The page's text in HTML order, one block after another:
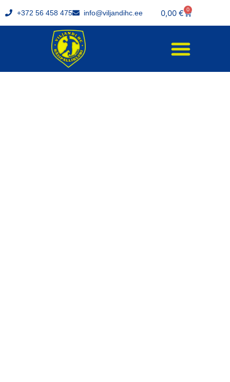
+372 56 458 475 info@viljandihc.ee 0,00 € 0